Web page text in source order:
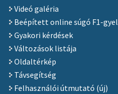
Videó galéria
Beépített online súgó F1-gyel
Gyakori kérdések
Változások listája
Oldaltérkép
Távsegítség
Felhasználói útmutató (új)